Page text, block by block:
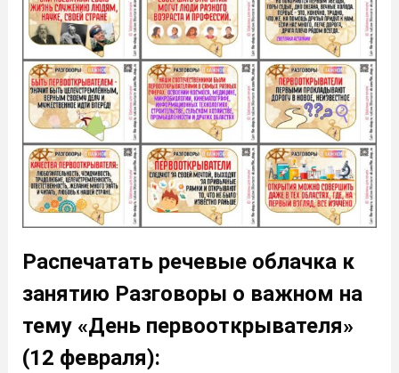
Распечатать речевые облачка к
занятию Разговоры о важном на
тему «День первооткрывателя»
(12 февраля):